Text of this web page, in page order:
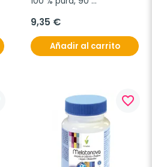
9,35 €
Añadir al carrito
favorite_border